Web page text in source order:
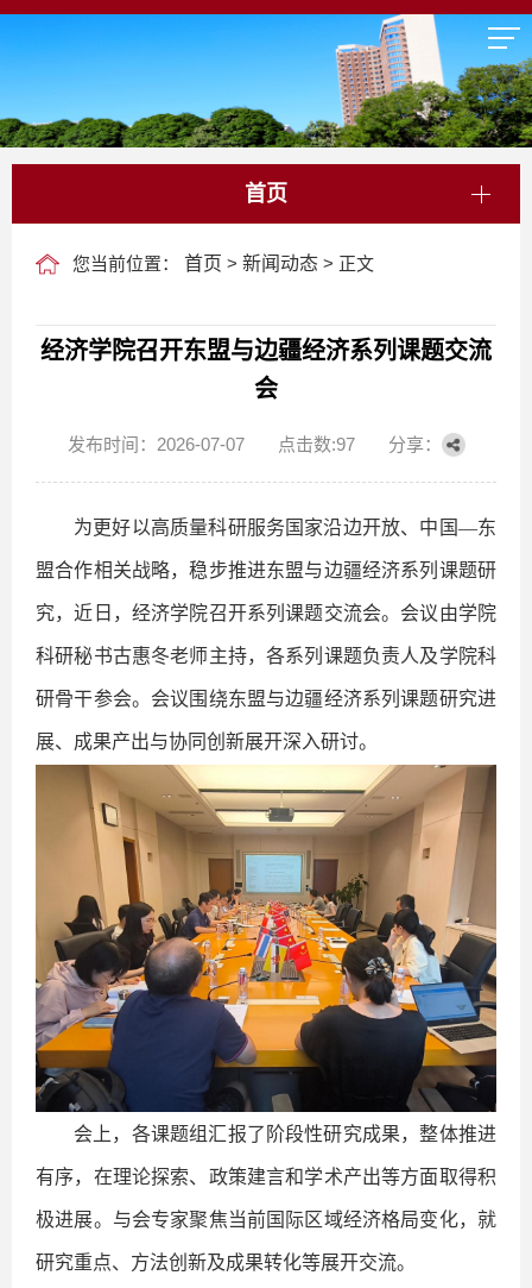
首页
您当前位置： 首页 > 新闻动态 > 正文
经济学院召开东盟与边疆经济系列课题交流
会
发布时间：2026-07-07 点击数:97 分享：
为更好以高质量科研服务国家沿边开放、中国—东
盟合作相关战略，稳步推进东盟与边疆经济系列课题研
究，近日，经济学院召开系列课题交流会。会议由学院
科研秘书古惠冬老师主持，各系列课题负责人及学院科
研骨干参会。会议围绕东盟与边疆经济系列课题研究进
展、成果产出与协同创新展开深入研讨。
会上，各课题组汇报了阶段性研究成果，整体推进
有序，在理论探索、政策建言和学术产出等方面取得积
极进展。与会专家聚焦当前国际区域经济格局变化，就
研究重点、方法创新及成果转化等展开交流。